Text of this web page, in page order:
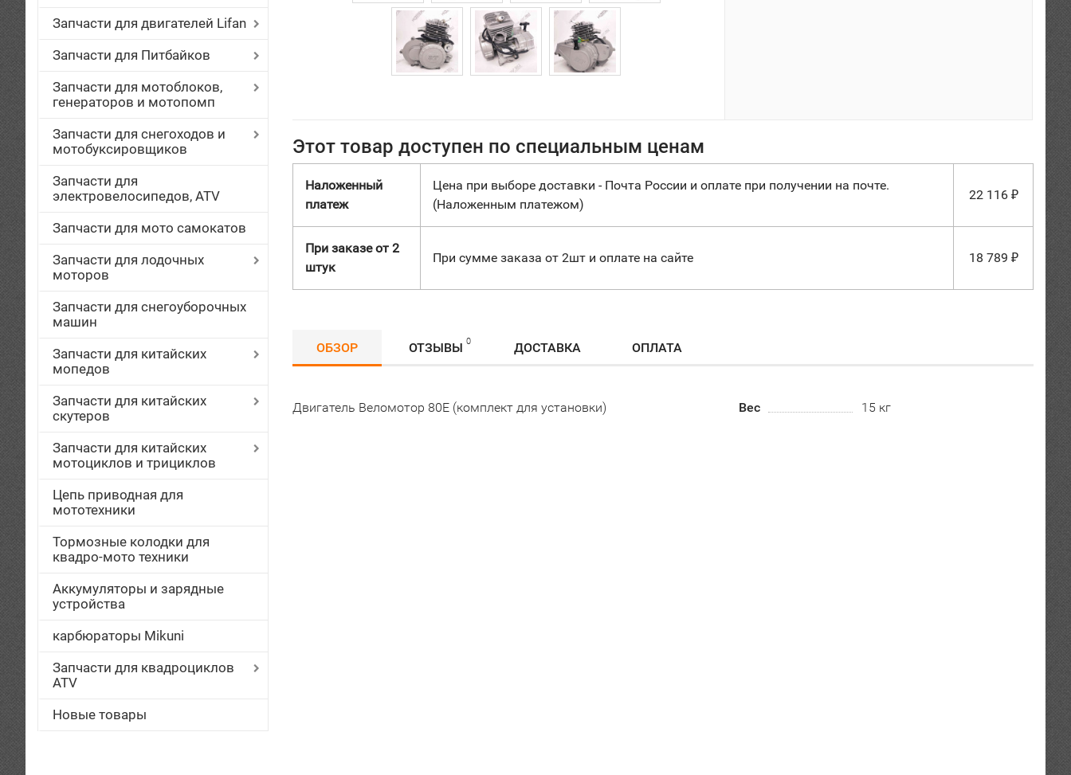
Запчасти для двигателей Lifan
Запчасти для Питбайков
Запчасти для мотоблоков,
генераторов и мотопомп
Запчасти для снегоходов и
мотобуксировщиков
Запчасти для
электровелосипедов, ATV
Запчасти для мото самокатов
Запчасти для лодочных
моторов
Запчасти для снегоуборочных
машин
Запчасти для китайских
мопедов
Запчасти для китайских
скутеров
Запчасти для китайских
мотоциклов и трициклов
Цепь приводная для
мототехники
Тормозные колодки для
квадро-мото техники
Аккумуляторы и зарядные
устройства
карбюраторы Mikuni
Запчасти для квадроциклов
ATV
Новые товары
Этот товар доступен по специальным ценам
Наложенный
платеж
Цена при выборе доставки - Почта России и оплате при получении на почте.
(Наложенным платежом)
22 116 ₽
При заказе от 2
штук
При сумме заказа от 2шт и оплате на сайте 18 789 ₽
ОБЗОР ОТЗЫВЫ 0 ДОСТАВКА ОПЛАТА
Двигатель Веломотор 80Е (комплект для установки) Вес 15 кг